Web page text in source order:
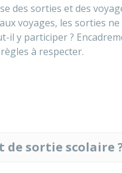
des sorties et des
voyages, les sorties
il y participer ?
à respecter.
de sortie scolaire